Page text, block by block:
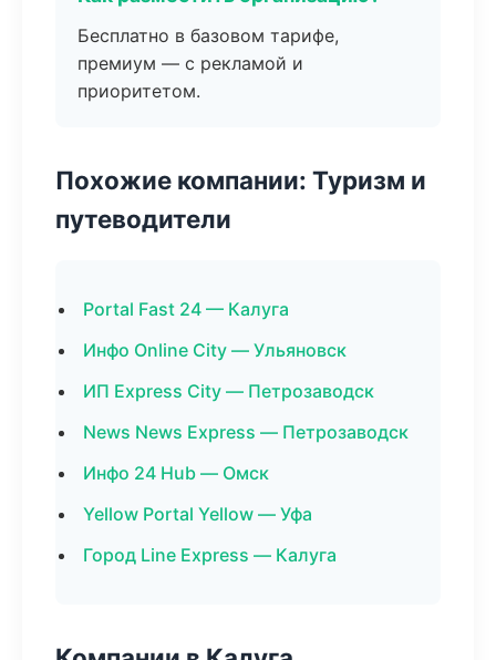
Бесплатно в базовом тарифе,
премиум — с рекламой и
приоритетом.
Похожие компании: Туризм и
путеводители
Portal Fast 24 — Калуга
Инфо Online City — Ульяновск
ИП Express City — Петрозаводск
News News Express — Петрозаводск
Инфо 24 Hub — Омск
Yellow Portal Yellow — Уфа
Город Line Express — Калуга